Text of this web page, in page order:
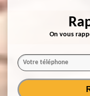
On vous